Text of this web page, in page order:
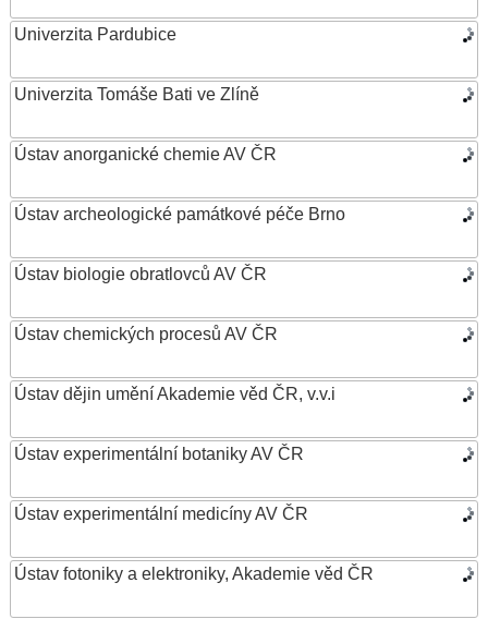
Univerzita Pardubice
Univerzita Tomáše Bati ve Zlíně
Ústav anorganické chemie AV ČR
Ústav archeologické památkové péče Brno
Ústav biologie obratlovců AV ČR
Ústav chemických procesů AV ČR
Ústav dějin umění Akademie věd ČR, v.v.i
Ústav experimentální botaniky AV ČR
Ústav experimentální medicíny AV ČR
Ústav fotoniky a elektroniky, Akademie věd ČR